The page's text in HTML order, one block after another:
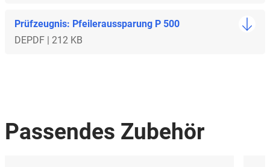
Prüfzeugnis: Pfeileraussparung P 500
DEPDF | 212 KB
Passendes Zubehör